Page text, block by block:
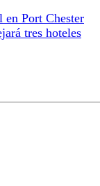
en Port Chester
tres hoteles